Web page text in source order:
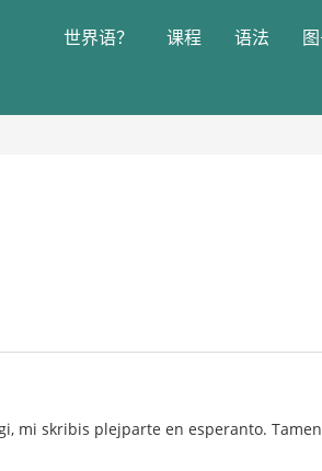
世界语？ 课程 语法
mi skribis plejparte en esperanto.